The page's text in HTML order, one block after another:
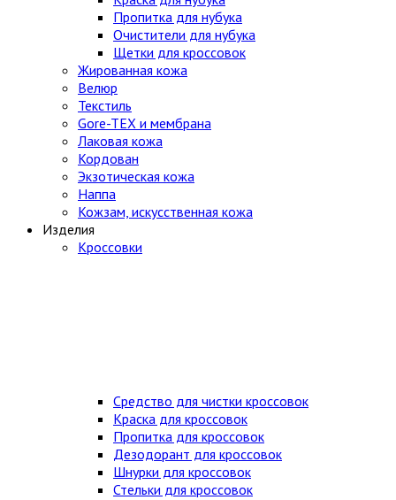
Пропитка для нубука
Очистители для нубука
Щетки для кроссовок
Жированная кожа
Велюр
Текстиль
Gore-TEX и мембрана
Лаковая кожа
Кордован
Экзотическая кожа
Наппа
Кожзам, искусственная кожа
Изделия
Кроссовки
Средство для чистки кроссовок
Краска для кроссовок
Пропитка для кроссовок
Дезодорант для кроссовок
Шнурки для кроссовок
Стельки для кроссовок